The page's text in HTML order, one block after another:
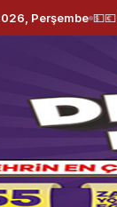
Perşembe 💵💶